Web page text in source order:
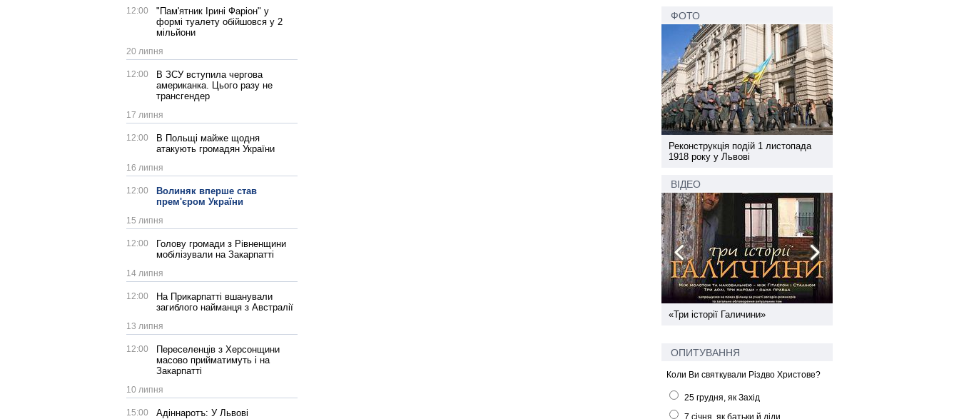
12:00
"Пам'ятник Ірині Фаріон" у
формі туалету обійшовся у 2
мільйони
20 липня
12:00
В ЗСУ вступила чергова
американка. Цього разу не
трансгендер
17 липня
12:00
В Польщі майже щодня
атакують громадян України
16 липня
12:00
Волиняк вперше став
прем'єром України
15 липня
12:00
Голову громади з Рівненщини
мобілізували на Закарпатті
14 липня
12:00
На Прикарпатті вшанували
загиблого найманця з Австралії
13 липня
12:00
Переселенців з Херсонщини
масово прийматимуть і на
Закарпатті
10 липня
15:00
Адіннаротъ: У Львові
ФОТО
Реконструкція подій 1 листопада
1918 року у Львові
ВІДЕО
«Три історії Галичини»
ОПИТУВАННЯ
Коли Ви святкували Різдво Христове?
25 грудня, як Захід
7 січня, як батьки й діди